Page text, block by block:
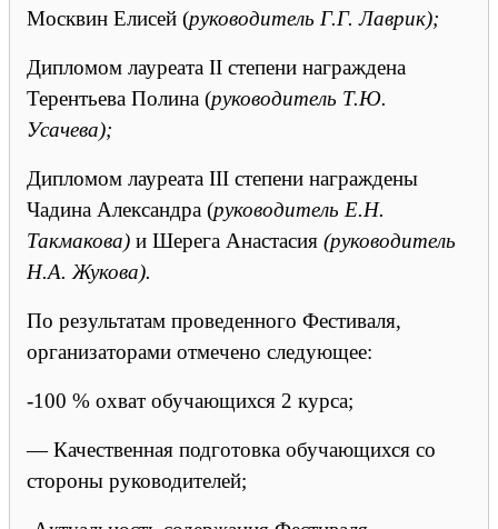
Москвин Елисей (руководитель Г.Г. Лаврик);
Дипломом лауреата II степени награждена
Терентьева Полина (руководитель Т.Ю.
Усачева);
Дипломом лауреата III степени награждены
Чадина Александра (руководитель Е.Н.
Такмакова) и Шерега Анастасия (руководитель
Н.А. Жукова).
По результатам проведенного Фестиваля,
организаторами отмечено следующее:
-100 % охват обучающихся 2 курса;
— Качественная подготовка обучающихся со
стороны руководителей;